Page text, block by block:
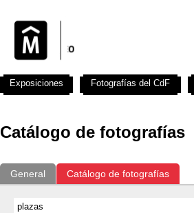
Catálogo de fotografías
General Catálogo de fotografías
Exposiciones Fotografías del CdF